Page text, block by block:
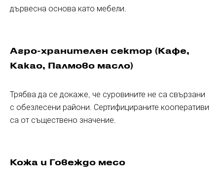
дървесна основа като мебели.
Агро-хранителен сектор (Кафе,
Какао, Палмово масло)
Трябва да се докаже, че суровините не са свързани
с обезлесени райони. Сертифицираните кооперативи
са от съществено значение.
Кожа и Говеждо месо